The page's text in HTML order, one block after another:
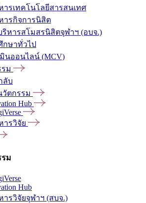
ารเทคโนโลยีสารสนเทศ
ารกิจการนิสิต
ริหารสโมสรนิสิตจุฬาฯ (อบจ.)
กษาทั่วไป
มินออนไลน์ (MCV)
ม
ลับ
วัตกรรม
Hub
ารวิจัย
รม
Hub
ารวิจัยจุฬาฯ (สบจ.)